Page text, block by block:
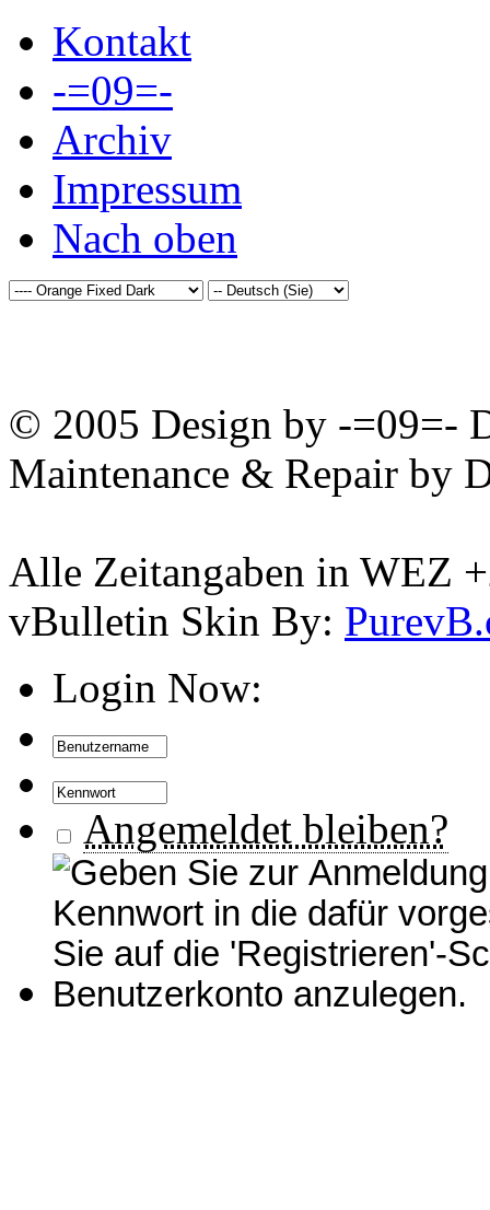
Kontakt
-=09=-
Archiv
Impressum
Nach oben
© 2005 Design by -=09=-
Maintenance & Repair by
Alle Zeitangaben in WEZ
vBulletin Skin By:
Login Now:
Angemeldet bleiben?